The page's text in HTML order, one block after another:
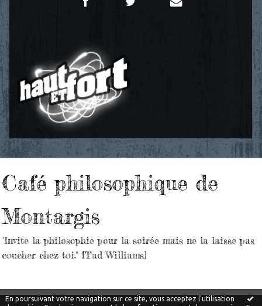
En poursuivant votre navigation sur ce site, vous acceptez l'utilisation
Café philosophique de
Montargis
"Invite la philosophie pour la soirée mais ne la laisse pas
coucher chez toi." [Tad Williams]